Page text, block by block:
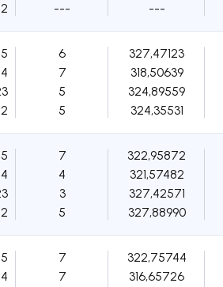
---
---
6
7
5
5
327,47123
318,50639
324,89559
324,35531
7
4
3
5
322,95872
321,57482
327,42571
327,88990
7
7
322,75744
316,65726